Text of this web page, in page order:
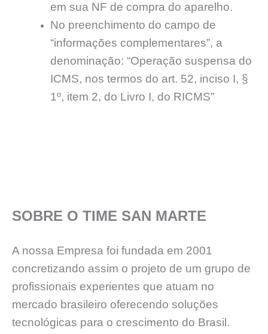
em sua NF de compra do aparelho.
No preenchimento do campo de
“informações complementares”, a
denominação: “Operação suspensa do
ICMS, nos termos do art. 52, inciso I, §
1º, item 2, do Livro I, do RICMS”
SOBRE O TIME SAN MARTE
A nossa Empresa foi fundada em 2001
concretizando assim o projeto de um grupo de
profissionais experientes que atuam no
mercado brasileiro oferecendo soluções
tecnológicas para o crescimento do Brasil.